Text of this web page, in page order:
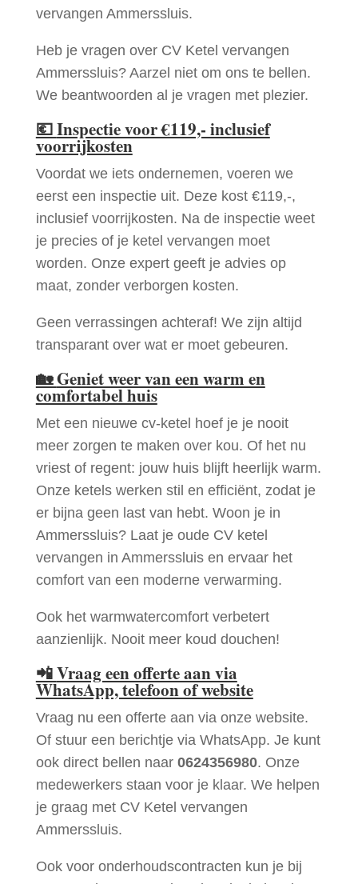
vervangen Ammerssluis.
Heb je vragen over CV Ketel vervangen
Ammerssluis? Aarzel niet om ons te bellen.
We beantwoorden al je vragen met plezier.
💶Inspectie voor €119,- inclusief
voorrijkosten
Voordat we iets ondernemen, voeren we
eerst een inspectie uit. Deze kost €119,-,
inclusief voorrijkosten. Na de inspectie weet
je precies of je ketel vervangen moet
worden. Onze expert geeft je advies op
maat, zonder verborgen kosten.
Geen verrassingen achteraf! We zijn altijd
transparant over wat er moet gebeuren.
🏡Geniet weer van een warm en
comfortabel huis
Met een nieuwe cv-ketel hoef je je nooit
meer zorgen te maken over kou. Of het nu
vriest of regent: jouw huis blijft heerlijk warm.
Onze ketels werken stil en efficiënt, zodat je
er bijna geen last van hebt. Woon je in
Ammerssluis? Laat je oude CV ketel
vervangen in Ammerssluis en ervaar het
comfort van een moderne verwarming.
Ook het warmwatercomfort verbetert
aanzienlijk. Nooit meer koud douchen!
📲Vraag een offerte aan via
WhatsApp, telefoon of website
Vraag nu een offerte aan via onze website.
Of stuur een berichtje via WhatsApp. Je kunt
ook direct bellen naar 0624356980. Onze
medewerkers staan voor je klaar. We helpen
je graag met CV Ketel vervangen
Ammerssluis.
Ook voor onderhoudscontracten kun je bij